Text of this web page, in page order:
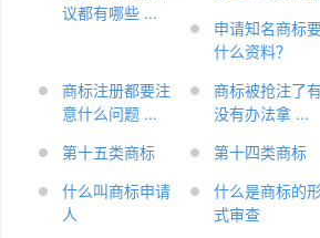
议都有哪些 ...
申请知名商标
什么资料？
商标注册都要注
意什么问题 ...
商标被抢注了
没有办法拿 ...
第十五类商标
第十四类商标
什么叫商标申请
人
什么是商标的
式审查